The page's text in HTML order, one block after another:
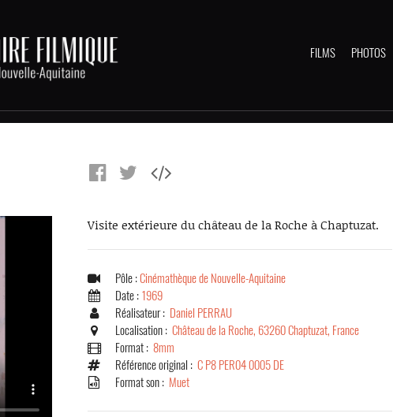
FILMS PHOTOS
Visite extérieure du château de la Roche à Chaptuzat.
Pôle :Cinémathèque de Nouvelle-Aquitaine
Date : 1969
Réalisateur : Daniel PERRAU
Localisation : Château de la Roche, 63260 Chaptuzat, France
Format : 8mm
Référence original : C P8 PER04 0005 DE
Format son : Muet